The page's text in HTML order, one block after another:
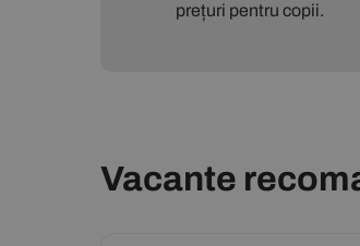
prețuri pentru copii.
Vacante